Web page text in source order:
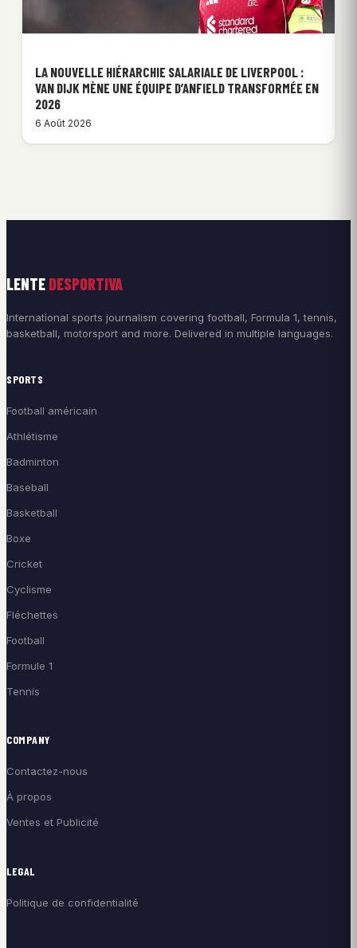
LA NOUVELLE HIÉRARCHIE SALARIALE DE LIVERPOOL :
VAN DIJK MÈNE UNE ÉQUIPE D’ANFIELD TRANSFORMÉE EN
2026
6 Août 2026
LENTE DESPORTIVA
International sports journalism covering football, Formula 1, tennis,
basketball, motorsport and more. Delivered in multiple languages.
SPORTS
Football américain
Athlétisme
Badminton
Baseball
Basketball
Boxe
Cricket
Cyclisme
Fléchettes
Football
Formule 1
Tennis
COMPANY
Contactez-nous
À propos
Ventes et Publicité
LEGAL
Politique de confidentialité